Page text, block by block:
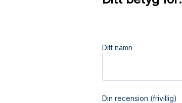
Ditt namn
Din recension (frivillig)